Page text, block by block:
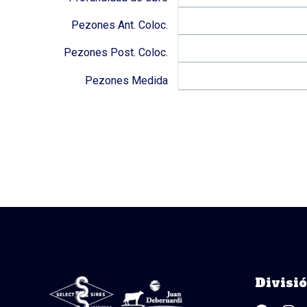
Pezones Ant. Coloc.
Pezones Post. Coloc.
Pezones Medida